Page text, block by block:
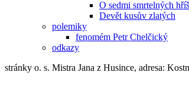
O sedmi smrtelných
Devět kusův zlatých
polemiky
fenomém Petr Chelčický
odkazy
stránky o. s. Mistra Jana z Husince, adresa: